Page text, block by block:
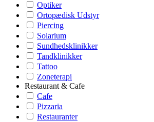
Optiker
Ortopædisk Udstyr
Piercing
Solarium
Sundhedsklinikker
Tandklinikker
Tattoo
Zoneterapi
Restaurant & Cafe
Cafe
Pizzaria
Restauranter